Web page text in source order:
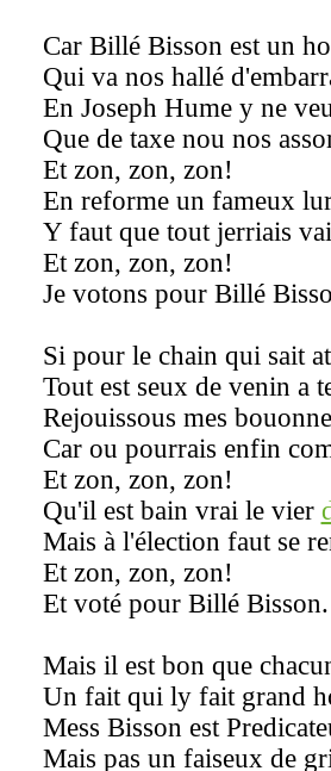
Car Billé Bisson est un
Qui va nos hallé
En Joseph Hume y ne
Que de taxe nou nos
Et zon, zon, zon!
En reforme un fameux
Y faut que tout jerriais
Et zon, zon, zon!
Je votons pour Billé
Si pour le chain qui sait
Tout est seux de venin a
Rejouissous mes
Car ou pourrais enfin
Et zon, zon, zon!
Qu'il est bain vrai le vier
Mais à l'élection faut se
Et zon, zon, zon!
Et voté pour Billé Bisson.
Mais il est bon que
Un fait qui ly fait grand
Mess Bisson est
Mais pas un faiseux de